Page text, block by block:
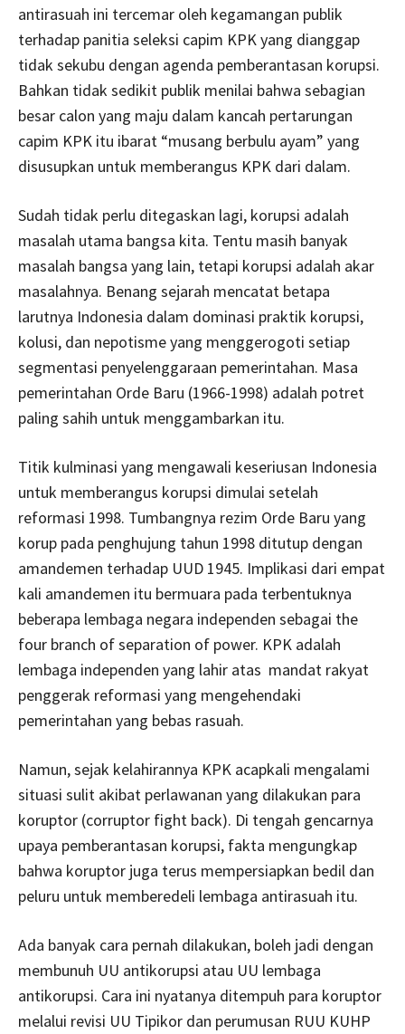
antirasuah ini tercemar oleh kegamangan publik
terhadap panitia seleksi capim KPK yang dianggap
tidak sekubu dengan agenda pemberantasan korupsi.
Bahkan tidak sedikit publik menilai bahwa sebagian
besar calon yang maju dalam kancah pertarungan
capim KPK itu ibarat “musang berbulu ayam” yang
disusupkan untuk memberangus KPK dari dalam.
Sudah tidak perlu ditegaskan lagi, korupsi adalah
masalah utama bangsa kita. Tentu masih banyak
masalah bangsa yang lain, tetapi korupsi adalah akar
masalahnya. Benang sejarah mencatat betapa
larutnya Indonesia dalam dominasi praktik korupsi,
kolusi, dan nepotisme yang menggerogoti setiap
segmentasi penyelenggaraan pemerintahan. Masa
pemerintahan Orde Baru (1966-1998) adalah potret
paling sahih untuk menggambarkan itu.
Titik kulminasi yang mengawali keseriusan Indonesia
untuk memberangus korupsi dimulai setelah
reformasi 1998. Tumbangnya rezim Orde Baru yang
korup pada penghujung tahun 1998 ditutup dengan
amandemen terhadap UUD 1945. Implikasi dari empat
kali amandemen itu bermuara pada terbentuknya
beberapa lembaga negara independen sebagai the
four branch of separation of power. KPK adalah
lembaga independen yang lahir atas mandat rakyat
penggerak reformasi yang mengehendaki
pemerintahan yang bebas rasuah.
Namun, sejak kelahirannya KPK acapkali mengalami
situasi sulit akibat perlawanan yang dilakukan para
koruptor (corruptor fight back). Di tengah gencarnya
upaya pemberantasan korupsi, fakta mengungkap
bahwa koruptor juga terus mempersiapkan bedil dan
peluru untuk memberedeli lembaga antirasuah itu.
Ada banyak cara pernah dilakukan, boleh jadi dengan
membunuh UU antikorupsi atau UU lembaga
antikorupsi. Cara ini nyatanya ditempuh para koruptor
melalui revisi UU Tipikor dan perumusan RUU KUHP